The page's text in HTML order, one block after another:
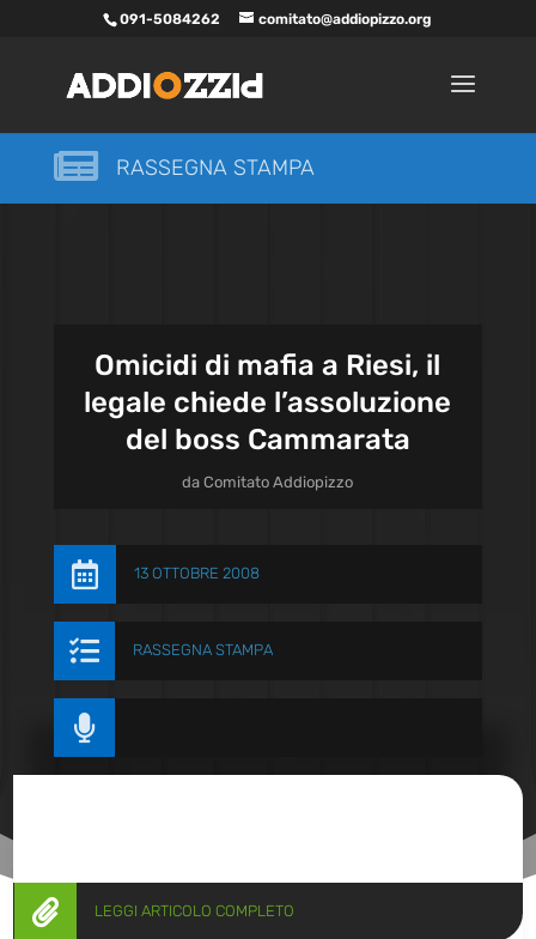
091-5084262 comitato@addiopizzo.org
 RASSEGNA STAMPA
Omicidi di mafia a Riesi, il
legale chiede l’assoluzione
del boss Cammarata
daComitato Addiopizzo
 13 OTTOBRE 2008
 RASSEGNA STAMPA

 LEGGI ARTICOLO COMPLETO